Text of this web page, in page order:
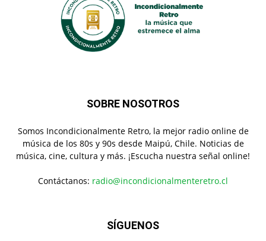
SOBRE NOSOTROS
Somos Incondicionalmente Retro, la mejor radio online de
música de los 80s y 90s desde Maipú, Chile. Noticias de
música, cine, cultura y más. ¡Escucha nuestra señal online!
Contáctanos: radio@incondicionalmenteretro.cl
SÍGUENOS